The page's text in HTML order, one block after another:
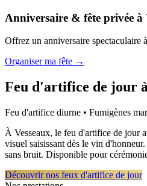
Anniversaire & fête privée à
Offrez un anniversaire spectaculaire
Organiser ma fête →
Feu d'artifice de jour à
Feu d'artifice diurne • Fumigènes
À Vesseaux, le feu d'artifice de jour
visuel saisissant dès le vin
sans bruit. Disponible pour
Découvrir nos feux d'artifice de jour